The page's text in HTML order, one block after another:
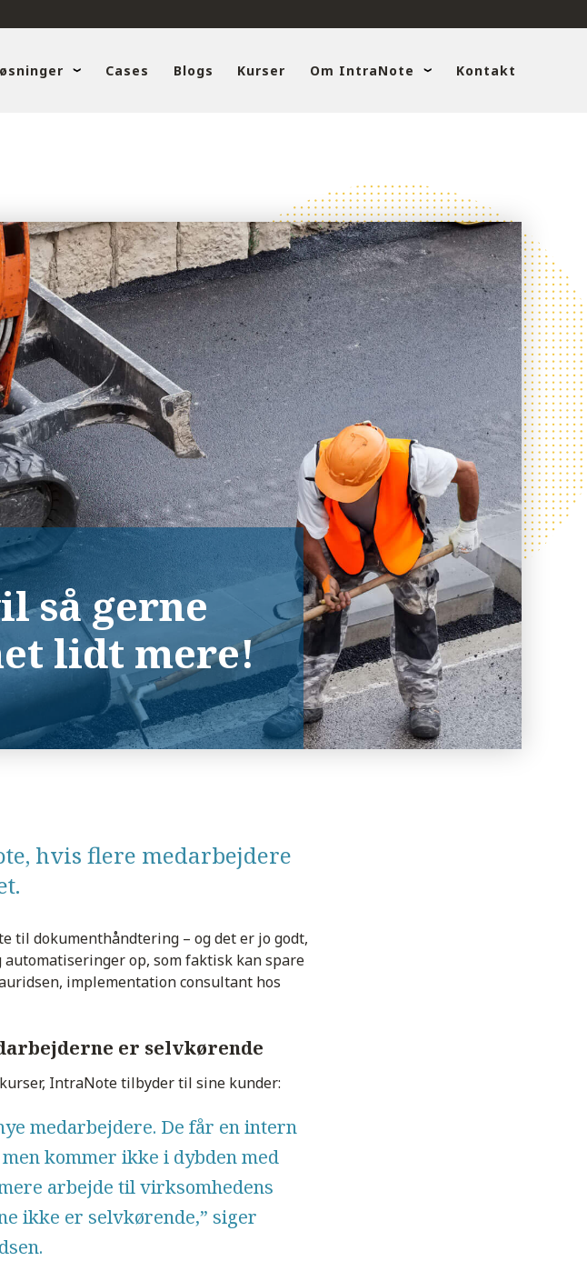
Cases Blogs Kurser Om IntraNote Kontakt
så gerne
lidt mere!
hvis flere medarbejdere
til dokumenthåndtering – og det er jo godt,
op, som faktisk kan spare
implementation consultant hos
er selvkørende
IntraNote tilbyder til sine kunder:
medarbejdere. De får en intern
kommer ikke i dybden med
arbejde til virksomhedens
ikke er selvkørende,” siger